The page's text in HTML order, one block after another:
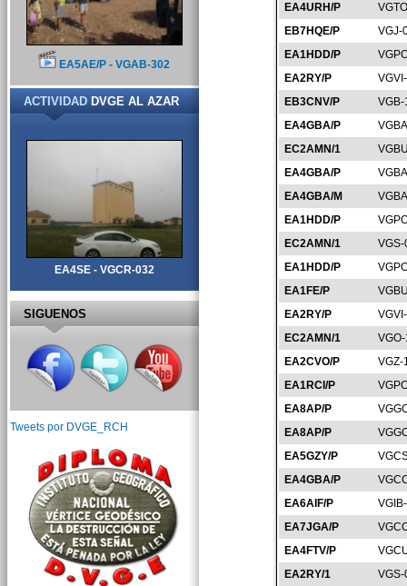
EA4URH/P
EB7HQE/P
VGJ-
EA1HDD/P
EA2RY/P
EB3CNV/P
EA4GBA/P
EC2AMN/1
EA4GBA/P
EA4GBA/M
EA1HDD/P
EC2AMN/1
EA1HDD/P
EA1FE/P
EA2RY/P
EC2AMN/1
EA2CVO/P
VGZ-
EA1RCI/P
EA8AP/P
EA8AP/P
EA5GZY/P
EA4GBA/P
EA6AIF/P
EA7JGA/P
EA4FTV/P
EA2RY/1
EA5AE/P - VGAB-302
ACTIVIDADDVGE AL AZAR
EA4SE - VGCR-032
SIGUENOS
Tweets por DVGE_RCH